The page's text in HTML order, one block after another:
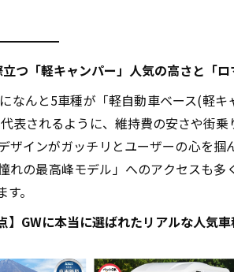
立つ「軽キャンパー」人気の高さと「
なんと5車種が「軽自動車ベース(軽
表されるように、維持費の安さや街
インがガッチリとユーザーの心を掴
れの最高峰モデル」へのアクセスも
。
GWに本当に選ばれたリアルな人気